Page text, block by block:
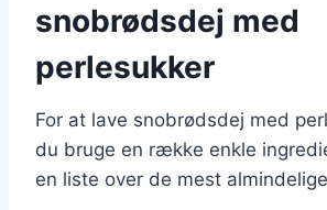
snobrødsdej med
perlesukker
For at lave snobrødsdej med
du bruge en række enkle
en liste over de mest